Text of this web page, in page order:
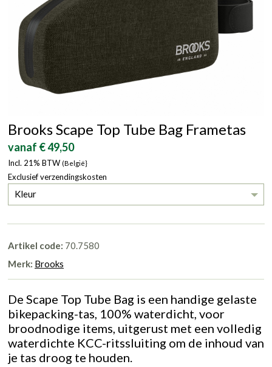
Brooks Scape Top Tube Bag Frametas
vanaf € 49,50
Incl. 21% BTW (België}
Exclusief verzendingskosten
Kleur
Artikel code: 70.7580
Merk: Brooks
De Scape Top Tube Bag is een handige gelaste
bikepacking-tas, 100% waterdicht, voor
broodnodige items, uitgerust met een volledig
waterdichte KCC-ritssluiting om de inhoud van
je tas droog te houden.